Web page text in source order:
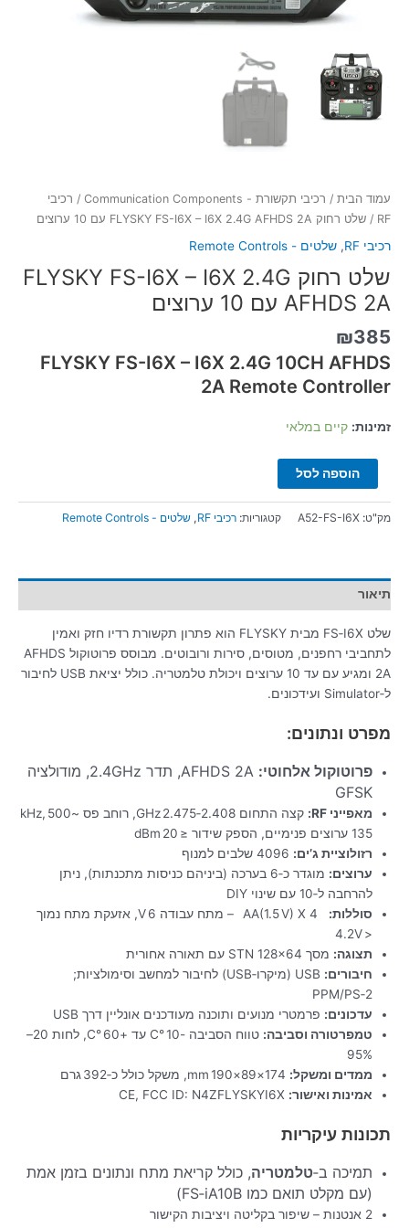
עמוד הבית / רכיבי תקשורת - Communication Components / רכיבי
RF / שלט רחוק FLYSKY FS-I6X – I6X 2.4G AFHDS 2A עם 10 ערוצים
רכיבי RF , שלטים - Remote Controls
שלט רחוק FLYSKY FS-I6X – I6X 2.4G
AFHDS 2A עם 10 ערוצים
₪385
FLYSKY FS-I6X – I6X 2.4G 10CH AFHDS
2A Remote Controller
זמינות: קיים במלאי
הוספה לסל
מק"ט: A52-FS-I6X קטגוריות: רכיבי RF , שלטים - Remote Controls
תיאור
שלט FS‑I6X מבית FLYSKY הוא פתרון תקשורת רדיו חזק ואמין
לתחביבי רחפנים, מטוסים, סירות ורובוטים. מבוסס פרוטוקול AFHDS
2A ומגיע עם עד 10 ערוצים ויכולת טלמטריה. כולל יציאת USB לחיבור
ל‑Simulator ועידכונים.
מפרט ונתונים:
פרוטוקול אלחוטי:
AFHDS 2A, תדר 2.4GHz, מודולציה
GFSK
מאפייני RF:
קצה התחום 2.408‑2.475 GHz, רוחב פס ~500 kHz,
135 ערוצים פנימיים, הספק שידור ≤ 20 dBm
רזולוציית ג’ים:
ערוצים:
מוגדר כ‑6 בערכה (ביניהם כניסות מתכנתות), ניתן
להרחבה ל‑10 עם שינוי DIY
סוללות:
AA(1.5 V) X 4 – מתח עבודה 6 V, אזעקת מתח נמוך
< 4.2V
תצוגה: מסך STN 128×64 עם תאורה אחורית
חיבורים:
USB (מיקרו‑USB) לחיבור למחשב וסימולציות;
PPM/PS‑2
עדכונים: פרמטרי מנועים ותוכנה מעודכנים אונליין דרך USB
טמפרטורה וסביבה:
טווח הסביבה -10 °C עד +60 °C, לחות 20–
95%
ממדים ומשקל:
אמינות ואישור:
תכונות עיקריות
תמיכה ב‑טלמטריה, כולל קריאת מתח ונתונים בזמן אמת
(עם מקלט תואם כמו FS‑iA10B)
2 אנטנות – שיפור בקליטה ויציבות הקישור